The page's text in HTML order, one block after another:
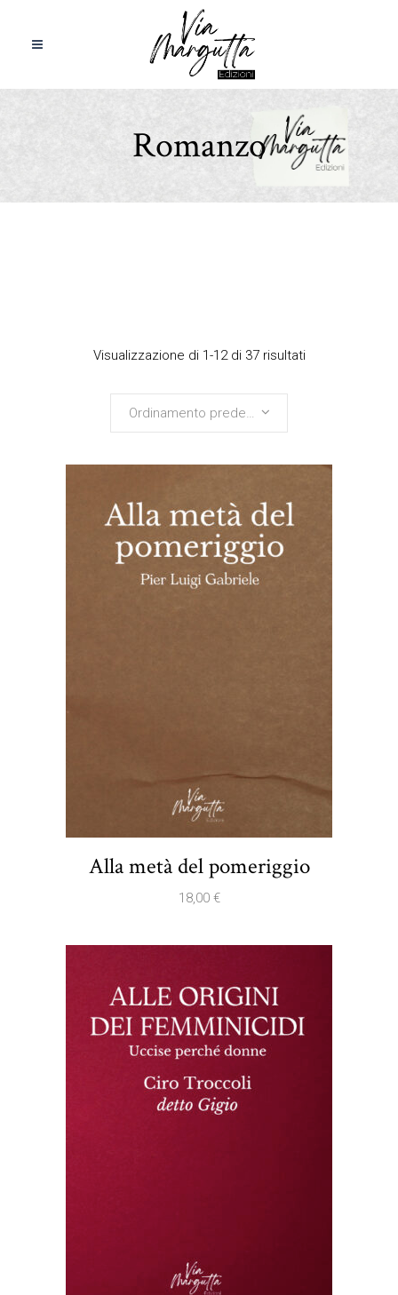
Romanzo
Visualizzazione di 1-12 di 37 risultati
Ordinamento predefinito
Alla metà del pomeriggio
18,00 €